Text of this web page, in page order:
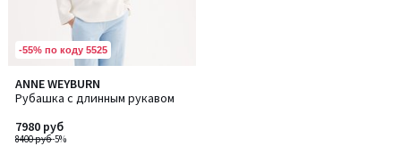
-55% по коду 5525
ANNE WEYBURN
Рубашка с длинным рукавом
8400 руб-5%
7980 руб
2,7
/ 5